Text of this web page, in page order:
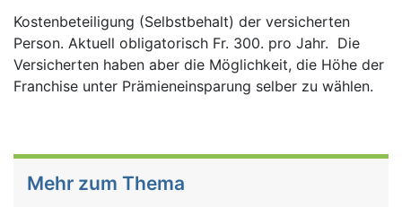
News
Ratgeber
Kostenbeteiligung (Selbstbehalt) der versicherten
Person. Aktuell obligatorisch Fr. 300. pro Jahr. Die
Versicherten haben aber die Möglichkeit, die Höhe der
Franchise unter Prämieneinsparung selber zu wählen.
Mehr zum Thema